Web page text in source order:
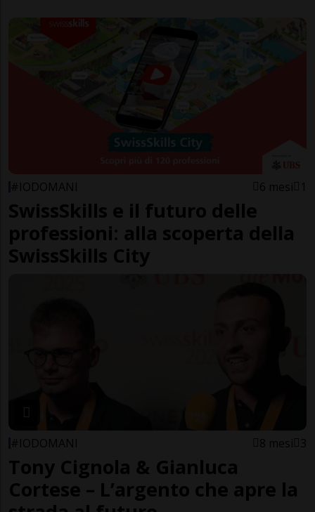
#IODOMANI 6 mesi 1
SwissSkills e il futuro delle
professioni: alla scoperta della
SwissSkills City
#IODOMANI 8 mesi 3
Tony Cignola & Gianluca
Cortese – L’argento che apre la